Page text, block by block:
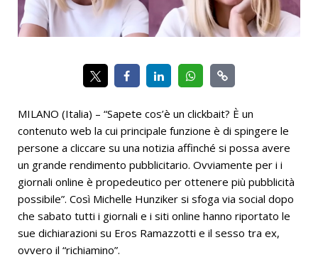
MILANO (Italia) – “Sapete cos’è un clickbait? È un
contenuto web la cui principale funzione è di spingere le
persone a cliccare su una notizia affinché si possa avere
un grande rendimento pubblicitario. Ovviamente per i i
giornali online è propedeutico per ottenere più pubblicità
possibile”. Così Michelle Hunziker si sfoga via social dopo
che sabato tutti i giornali e i siti online hanno riportato le
sue dichiarazioni su Eros Ramazzotti e il sesso tra ex,
ovvero il “richiamino”.